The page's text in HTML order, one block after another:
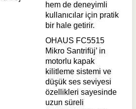
hem de deneyimli
kullanıcılar için pratik
bir hale getirir.
OHAUS FC5515
Mikro Santrifüj’ in
motorlu kapak
kilitleme sistemi ve
düşük ses seviyesi
özellikleri sayesinde
uzun süreli